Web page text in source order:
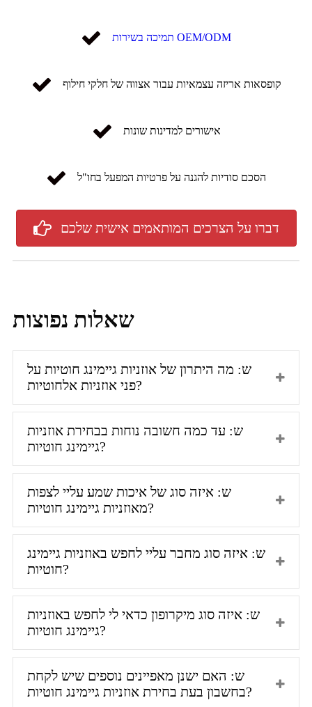
תמיכה בשירות OEM/ODM
קופסאות אריזה עצמאיות עבור אצווה של חלקי חילוף
אישורים למדינות שונות
הסכם סודיות להגנה על פרטיות המפעל בחו"ל
דברו על הצרכים המותאמים אישית שלכם
שאלות נפוצות
ש: מה היתרון של אוזניות גיימינג חוטיות על
פני אוזניות אלחוטיות?
ש: עד כמה חשובה נוחות בבחירת אוזניות
גיימינג חוטיות?
ש: איזה סוג של איכות שמע עליי לצפות
מאוזניות גיימינג חוטיות?
ש: איזה סוג מחבר עליי לחפש באוזניות גיימינג
חוטיות?
ש: איזה סוג מיקרופון כדאי לי לחפש באוזניות
גיימינג חוטיות?
ש: האם ישנן מאפיינים נוספים שיש לקחת
בחשבון בעת ​​בחירת אוזניות גיימינג חוטיות?